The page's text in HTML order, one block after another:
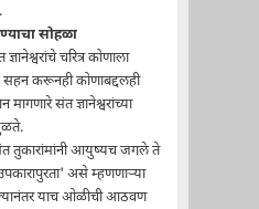
सोहळा
चरित्र कोणाला
करूनही कोणाबद्दलही
संत ज्ञानेश्वरांच्या
तुकारांमांनी आयुष्यच जगले ते
असे म्हणणार्‍या
याच ओळीची आठवण